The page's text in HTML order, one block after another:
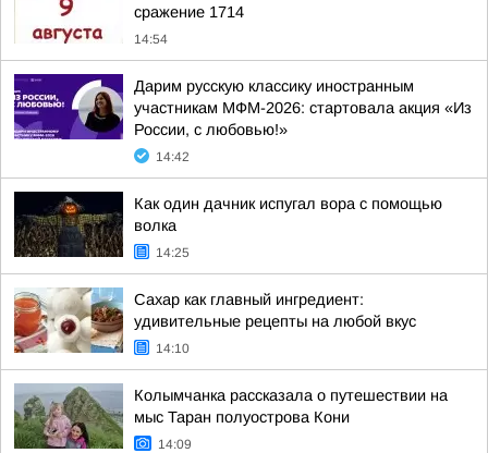
сражение 1714
14:54
Дарим русскую классику иностранным
участникам МФМ-2026: стартовала акция «Из
России, с любовью!»
14:42
Как один дачник испугал вора с помощью
волка
14:25
Сахар как главный ингредиент:
удивительные рецепты на любой вкус
14:10
Колымчанка рассказала о путешествии на
мыс Таран полуострова Кони
14:09